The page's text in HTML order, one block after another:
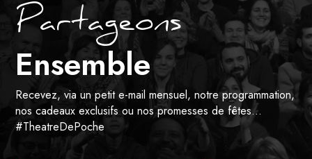
Partageons
Ensemble
Recevez, via un petit e-mail mensuel, notre programmation,
nos cadeaux exclusifs ou nos promesses de fêtes…
#TheatreDePoche